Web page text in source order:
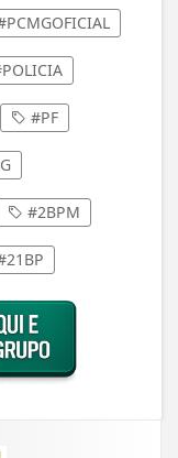
#PF
#2BPM